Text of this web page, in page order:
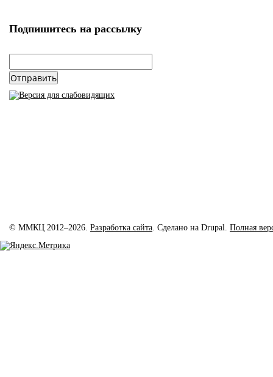
Подпишитесь на рассылку
© ММКЦ 2012–2026. Разработка сайта. Сделано на Drupal. Полная